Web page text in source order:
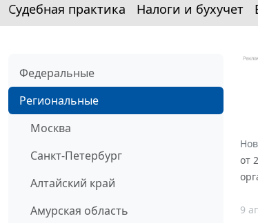
Судебная практика Налоги и бухучет
Федеральные
Региональные
Москва
Санкт-Петербург
Алтайский край
Амурская область
от
9